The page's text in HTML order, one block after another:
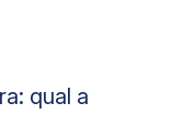
qual a